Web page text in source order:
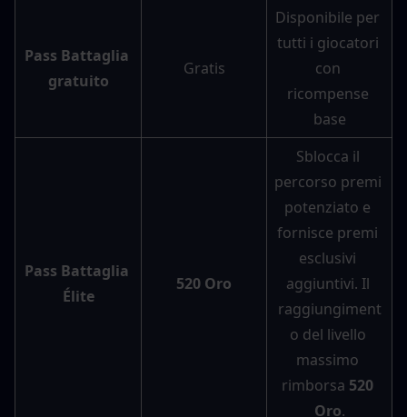
Pass Battaglia
gratuito
Gratis
Disponibile per
tutti i giocatori
con
ricompense
base
Pass Battaglia
Élite
520 Oro
Sblocca il
percorso premi
potenziato e
fornisce premi
esclusivi
aggiuntivi. Il
raggiungiment
o del livello
massimo
rimborsa 520
Oro.